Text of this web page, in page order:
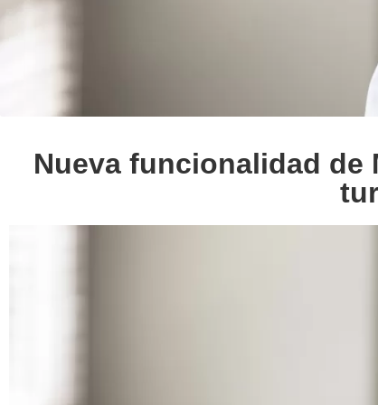
Nueva funcionalidad de